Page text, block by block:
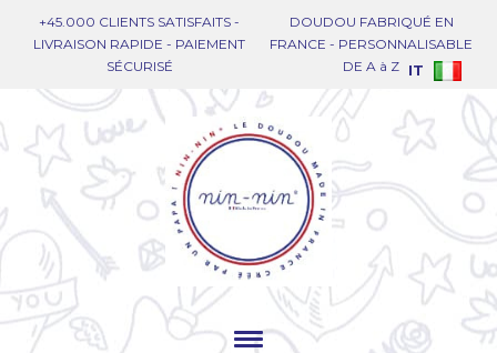
+45.000 CLIENTS SATISFAITS -
LIVRAISON RAPIDE - PAIEMENT
SÉCURISÉ
DOUDOU FABRIQUÉ EN
FRANCE - PERSONNALISABLE
DE A à Z IT